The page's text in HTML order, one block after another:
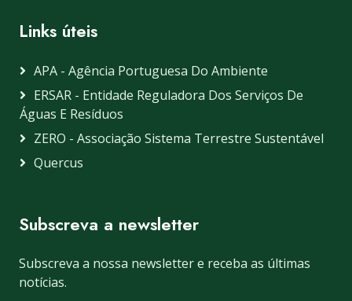
Links úteis
APA - Agência Portuguesa Do Ambiente
ERSAR - Entidade Reguladora Dos Serviços De
Águas E Resíduos
ZERO - Associação Sistema Terrestre Sustentável
Quercus
Subscreva a newsletter
Subscreva a nossa newsletter e receba as últimas
notícias.